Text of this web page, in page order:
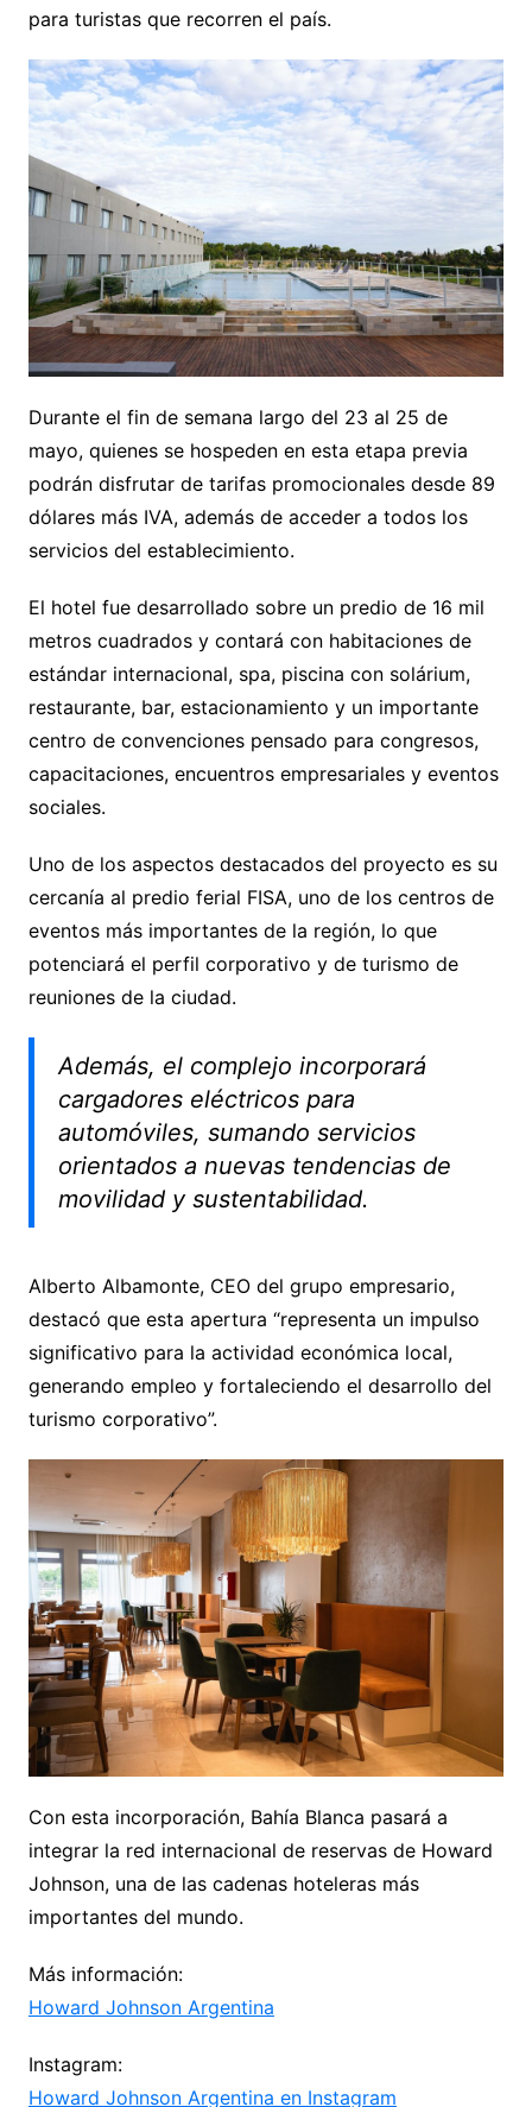
para turistas que recorren el país.
Durante el fin de semana largo del 23 al 25 de
mayo, quienes se hospeden en esta etapa previa
podrán disfrutar de tarifas promocionales desde 89
dólares más IVA, además de acceder a todos los
servicios del establecimiento.
El hotel fue desarrollado sobre un predio de 16 mil
metros cuadrados y contará con habitaciones de
estándar internacional, spa, piscina con solárium,
restaurante, bar, estacionamiento y un importante
centro de convenciones pensado para congresos,
capacitaciones, encuentros empresariales y eventos
sociales.
Uno de los aspectos destacados del proyecto es su
cercanía al predio ferial FISA, uno de los centros de
eventos más importantes de la región, lo que
potenciará el perfil corporativo y de turismo de
reuniones de la ciudad.
Además, el complejo incorporará
cargadores eléctricos para
automóviles, sumando servicios
orientados a nuevas tendencias de
movilidad y sustentabilidad.
Alberto Albamonte, CEO del grupo empresario,
destacó que esta apertura “representa un impulso
significativo para la actividad económica local,
generando empleo y fortaleciendo el desarrollo del
turismo corporativo”.
Con esta incorporación, Bahía Blanca pasará a
integrar la red internacional de reservas de Howard
Johnson, una de las cadenas hoteleras más
importantes del mundo.
Más información:
Howard Johnson Argentina
Instagram:
Howard Johnson Argentina en Instagram